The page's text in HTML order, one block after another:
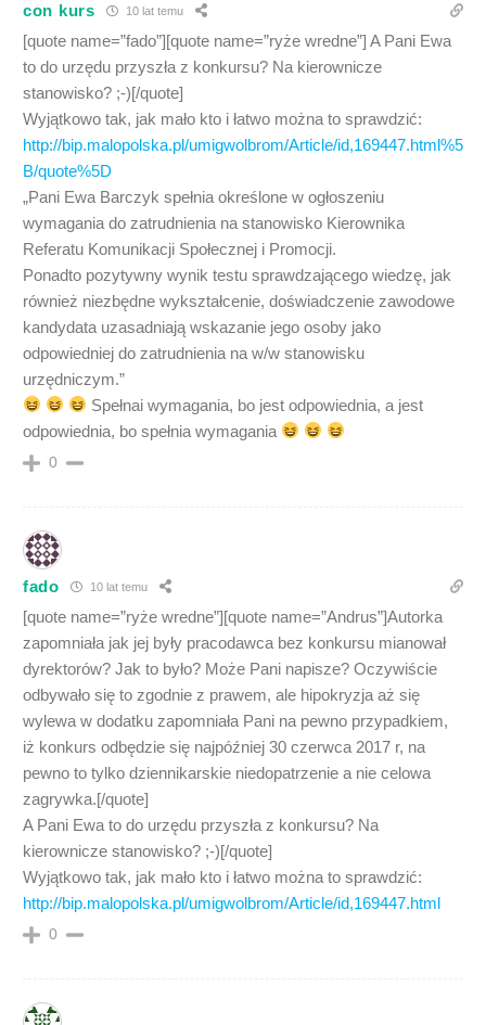
con kurs 10 lat temu
[quote name=”fado”][quote name=”ryże wredne”] A Pani Ewa
to do urzędu przyszła z konkursu? Na kierownicze
stanowisko? ;-)[/quote]
Wyjątkowo tak, jak mało kto i łatwo można to sprawdzić:
http://bip.malopolska.pl/umigwolbrom/Article/id,169447.html%5
B/quote%5D
„Pani Ewa Barczyk spełnia określone w ogłoszeniu
wymagania do zatrudnienia na stanowisko Kierownika
Referatu Komunikacji Społecznej i Promocji.
Ponadto pozytywny wynik testu sprawdzającego wiedzę, jak
również niezbędne wykształcenie, doświadczenie zawodowe
kandydata uzasadniają wskazanie jego osoby jako
odpowiedniej do zatrudnienia na w/w stanowisku
urzędniczym.”
Spełnai wymagania, bo jest odpowiednia, a jest
odpowiednia, bo spełnia wymagania
0
fado 10 lat temu
[quote name=”ryże wredne”][quote name=”Andrus”]Autorka
zapomniała jak jej były pracodawca bez konkursu mianował
dyrektorów? Jak to było? Może Pani napisze? Oczywiście
odbywało się to zgodnie z prawem, ale hipokryzja aż się
wylewa w dodatku zapomniała Pani na pewno przypadkiem,
iż konkurs odbędzie się najpóźniej 30 czerwca 2017 r, na
pewno to tylko dziennikarskie niedopatrzenie a nie celowa
zagrywka.[/quote]
A Pani Ewa to do urzędu przyszła z konkursu? Na
kierownicze stanowisko? ;-)[/quote]
Wyjątkowo tak, jak mało kto i łatwo można to sprawdzić:
http://bip.malopolska.pl/umigwolbrom/Article/id,169447.html
0